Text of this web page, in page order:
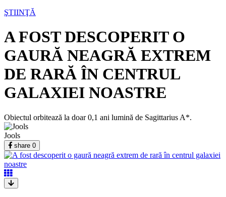
ŞTIINŢĂ
A FOST DESCOPERIT O
GAURĂ NEAGRĂ EXTREM
DE RARĂ ÎN CENTRUL
GALAXIEI NOASTRE
Obiectul orbitează la doar 0,1 ani lumină de Sagittarius A*.
Jools
share 0